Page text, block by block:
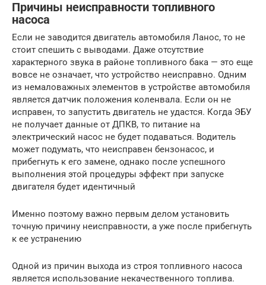
Причины неисправности топливного
насоса
Если не заводится двигатель автомобиля Ланос, то не
стоит спешить с выводами. Даже отсутствие
характерного звука в районе топливного бака — это еще
вовсе не означает, что устройство неисправно. Одним
из немаловажных элементов в устройстве автомобиля
является датчик положения коленвала. Если он не
исправен, то запустить двигатель не удастся. Когда ЭБУ
не получает данные от ДПКВ, то питание на
электрический насос не будет подаваться. Водитель
может подумать, что неисправен бензонасос, и
прибегнуть к его замене, однако после успешного
выполнения этой процедуры эффект при запуске
двигателя будет идентичный
Именно поэтому важно первым делом установить
точную причину неисправности, а уже после прибегнуть
к ее устранению
Одной из причин выхода из строя топливного насоса
является использование некачественного топлива.